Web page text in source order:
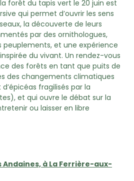
forêt du tapis vert le 20 juin est
qui permet d’ouvrir les sens
la découverte de leurs
par des ornithologues,
peuplements, et une expérience
du vivant. Un rendez-vous
des forêts en tant que puits de
des changements climatiques
fragilisés par la
et qui ouvre le débat sur la
ou laisser en libre
à La Ferrière-aux-